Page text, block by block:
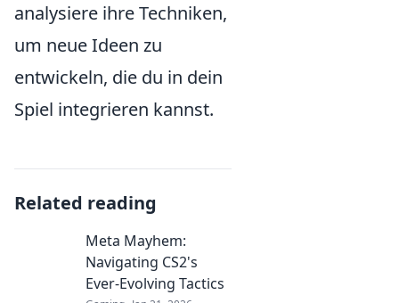
analysiere ihre Techniken,
um neue Ideen zu
entwickeln, die du in dein
Spiel integrieren kannst.
Related reading
Meta Mayhem:
Navigating CS2's
Ever-Evolving Tactics